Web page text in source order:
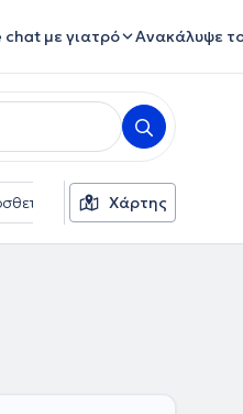
chat με γιατρό Ανακάλυψε
φίλτρα Γλώσσες
Χάρτης